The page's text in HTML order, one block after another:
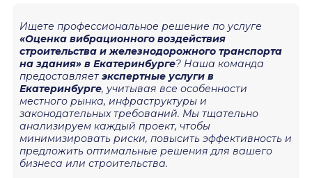
Ищете профессиональное решение по услуге
«Оценка вибрационного воздействия
строительства и железнодорожного транспорта
на здания» в Екатеринбурге? Наша команда
предоставляетэкспертные услуги в
Екатеринбурге, учитывая все особенности
местного рынка, инфраструктуры и
законодательных требований. Мы тщательно
анализируем каждый проект, чтобы
минимизировать риски, повысить эффективность и
предложить оптимальные решения для вашего
бизнеса или строительства.